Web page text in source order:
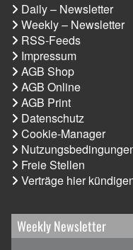
Daily – Newsletter
Weekly – Newsletter
RSS-Feeds
Impressum
AGB Shop
AGB Online
AGB Print
Datenschutz
Cookie-Manager
Freie Stellen
Verträge hier
Weekly Newsletter